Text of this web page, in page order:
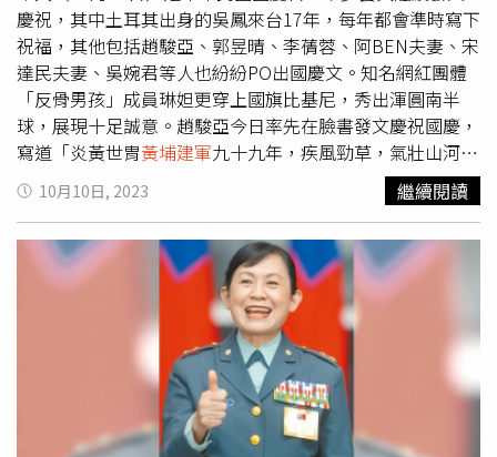
慶祝，其中土耳其出身的吳鳳來台17年，每年都會準時寫下
祝福，其他包括趙駿亞、郭昱晴、李蒨蓉、阿BEN夫妻、宋
達民夫妻、吳婉君等人也紛紛PO出國慶文。知名網紅團體
「反骨男孩」成員琳妲更穿上國旗比基尼，秀出渾圓南半
球，展現十足誠意。趙駿亞今日率先在臉書發文慶祝國慶，
寫道「炎黃世胄黃埔建軍九十九年，疾風勁草，氣壯山河，
中華民國萬歲」，是台灣藝人第一人。阿BEN、徐小可夫妻
雖在澳洲度假，也不忘祝福「中華民國，台灣十十快樂，國
運要昌隆，國泰又民安。」八點檔女星吳婉君也發文，「世
界和平，國泰民安，中華民國生日快樂。」女星郭昱晴則寫
下，「先分享一下上個禮拜在頂樓，看到的雷虎戰機練習經
過，剛好被我捕捉到的畫面，祝福我的國家生日快樂，等等
再看看能不能捕捉到，今天他們劃破天際的精彩畫面，珍惜
守護自由民主臺灣。」若論吸睛程度，琳妲不僅穿上國旗比
基尼，還秀出渾圓南半球，火辣身材一覽無遺，展現十足誠
意。琳妲穿上國旗比基尼，秀出渾圓南半球，展現十足誠
意。（圖／翻攝自琳妲-林羿禎臉書）來台17年的吳鳳也在
10月10日, 2023 繼續閱讀